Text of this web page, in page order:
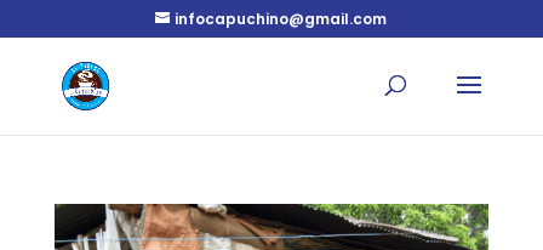
infocapuchino@gmail.com